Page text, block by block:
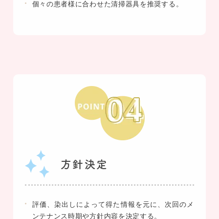
個々の患者様に合わせた清掃器具を推奨する。
方針決定
評価、染出しによって得た情報を元に、次回のメ
ンテナンス時期や方針内容を決定する。